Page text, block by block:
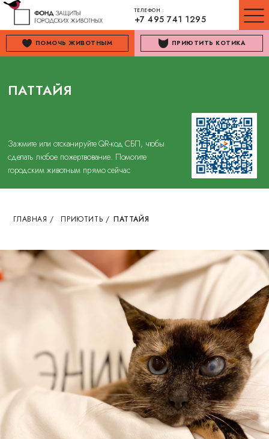
ТЕЛЕФОН :
+7 495 741 1295
ПОМОЧЬ ЖИВОТНЫМ ПРИЮТИТЬ КОТИКА
ПАТТАЙЯ
Зажмите или отсканируйте QR-код СБП, чтобы
сделать любое пожертвование. Помогите
городским животным прямо сейчас
ГЛАВНАЯ / ПРИЮТИТЬ / ПАТТАЙЯ